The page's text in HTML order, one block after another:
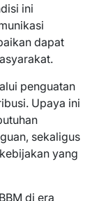
ini
dapat
penguatan
Upaya ini
sekaligus
yang
di era